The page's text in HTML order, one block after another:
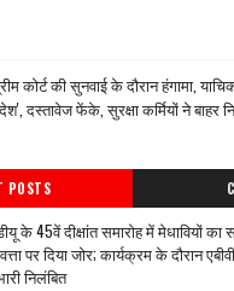
कोर्ट की सुनवाई के दौरान हंगामा,
दस्तावेज फेंके, सुरक्षा कर्मियों ने बाहर
POSTS
के 45वें दीक्षांत समारोह में मेधावियों का
पर दिया जोर; कार्यक्रम के दौरान
निलंबित